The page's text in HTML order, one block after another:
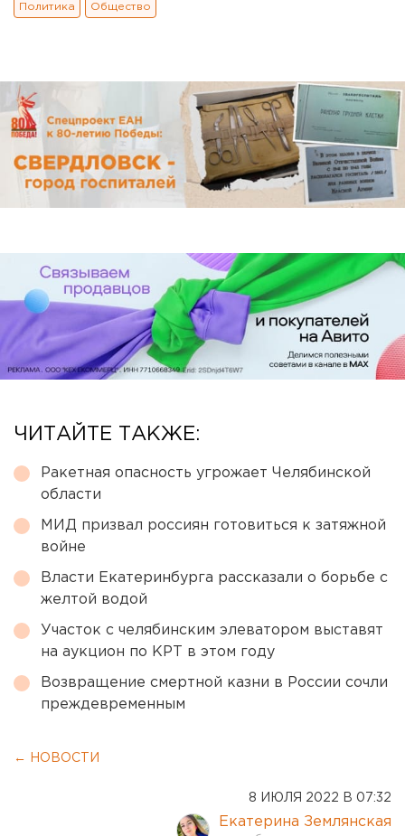
Политика Общество
ЧИТАЙТЕ ТАКЖЕ:
Ракетная опасность угрожает Челябинской
области
МИД призвал россиян готовиться к затяжной
войне
Власти Екатеринбурга рассказали о борьбе с
желтой водой
Участок с челябинским элеватором выставят
на аукцион по КРТ в этом году
Возвращение смертной казни в России сочли
преждевременным
← НОВОСТИ
8 ИЮЛЯ 2022 В 07:32
Екатерина Землянская